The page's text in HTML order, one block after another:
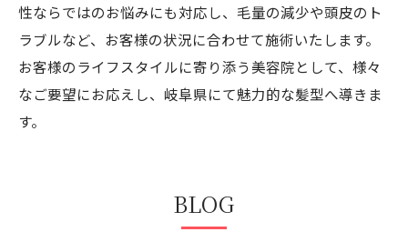
性ならではのお悩みにも対応し、毛量の減少や頭皮のト
ラブルなど、お客様の状況に合わせて施術いたします。
お客様のライフスタイルに寄り添う美容院として、様々
なご要望にお応えし、岐阜県にて魅力的な髪型へ導きま
す。
BLOG